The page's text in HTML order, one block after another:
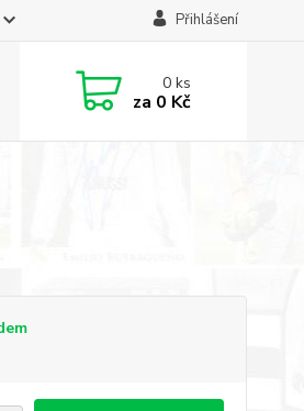
Přihlášení
0ks
za 0 Kč